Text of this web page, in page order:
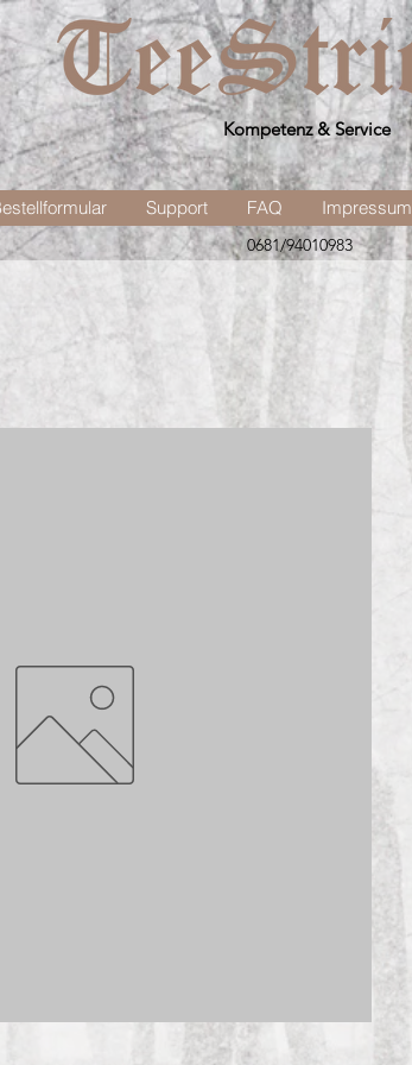
Kompetenz & Service
Support FAQ Impressum
0681/94010983